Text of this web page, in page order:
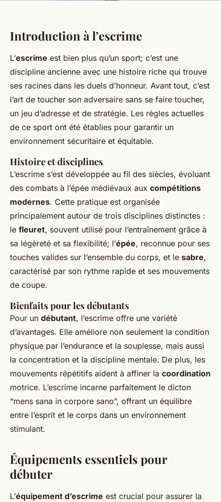
Introduction à l’escrime
L’escrime est bien plus qu’un sport; c’est une
discipline ancienne avec une histoire riche qui trouve
ses racines dans les duels d’honneur. Avant tout, c’est
l’art de toucher son adversaire sans se faire toucher,
un jeu d’adresse et de stratégie. Les règles actuelles
de ce sport ont été établies pour garantir un
environnement sécuritaire et équitable.
Histoire et disciplines
L’escrime s’est développée au fil des siècles, évoluant
des combats à l’épée médiévaux aux compétitions
modernes. Cette pratique est organisée
principalement autour de trois disciplines distinctes :
le fleuret, souvent utilisé pour l’entraînement grâce à
sa légèreté et sa flexibilité; l’épée, reconnue pour ses
touches valides sur l’ensemble du corps, et le sabre,
caractérisé par son rythme rapide et ses mouvements
de coupe.
Bienfaits pour les débutants
Pour un débutant, l’escrime offre une variété
d’avantages. Elle améliore non seulement la condition
physique par l’endurance et la souplesse, mais aussi
la concentration et la discipline mentale. De plus, les
mouvements répétitifs aident à affiner la coordination
motrice. L’escrime incarne parfaitement le dicton
“mens sana in corpore sano”, offrant un équilibre
entre l’esprit et le corps dans un environnement
stimulant.
Équipements essentiels pour
débuter
L’équipement d’escrime est crucial pour assurer la